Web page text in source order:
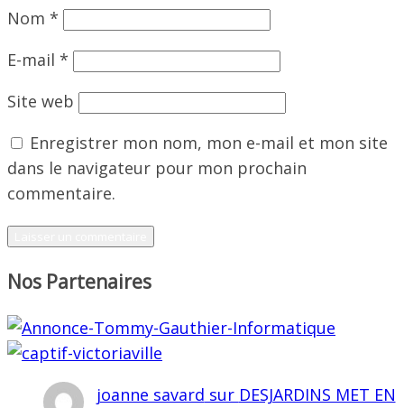
Nom *
E-mail *
Site web
Enregistrer mon nom, mon e-mail et mon site
dans le navigateur pour mon prochain
commentaire.
Nos Partenaires
joanne savard sur DESJARDINS MET EN